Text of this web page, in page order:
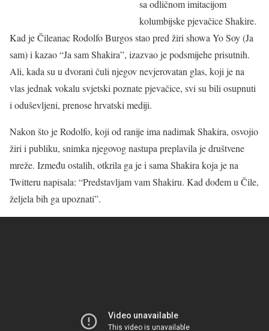
sa odličnom imitacijom
kolumbijske pjevačice Shakire.
Kad je Čileanac Rodolfo Burgos stao pred žiri showa Yo Soy (Ja
sam) i kazao “Ja sam Shakira”, izazvao je podsmijehe prisutnih.
Ali, kada su u dvorani čuli njegov nevjerovatan glas, koji je na
vlas jednak vokalu svjetski poznate pjevačice, svi su bili osupnuti
i oduševljeni, prenose hrvatski mediji.
Nakon što je Rodolfo, koji od ranije ima nadimak Shakira, osvojio
žiri i publiku, snimka njegovog nastupa preplavila je društvene
mreže. Između ostalih, otkrila ga je i sama Shakira koja je na
Twitteru napisala: “Predstavljam vam Shakiru. Kad dođem u Čile,
željela bih ga upoznati”.